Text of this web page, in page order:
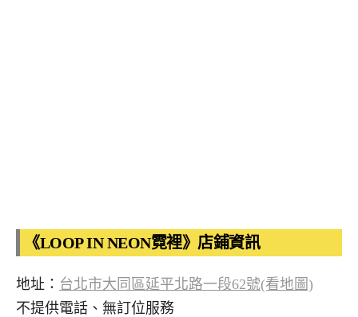
《LOOP IN NEON霓裡》店鋪資訊
地址： 台北市大同區延平北路一段62號(看地圖)
不提供電話、無訂位服務